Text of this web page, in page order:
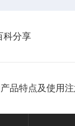
科分享
品特点及使用